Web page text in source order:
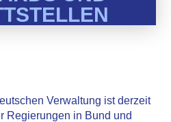
Verwaltung ist derzeit
Regierungen in Bund und